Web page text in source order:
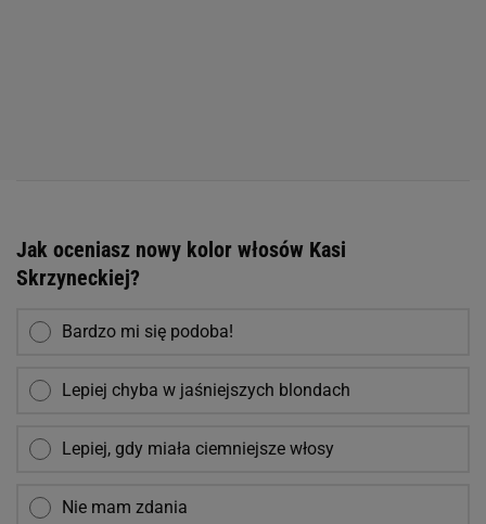
Jak oceniasz nowy kolor włosów Kasi
Skrzyneckiej?
Bardzo mi się podoba!
Lepiej chyba w jaśniejszych blondach
Lepiej, gdy miała ciemniejsze włosy
Nie mam zdania